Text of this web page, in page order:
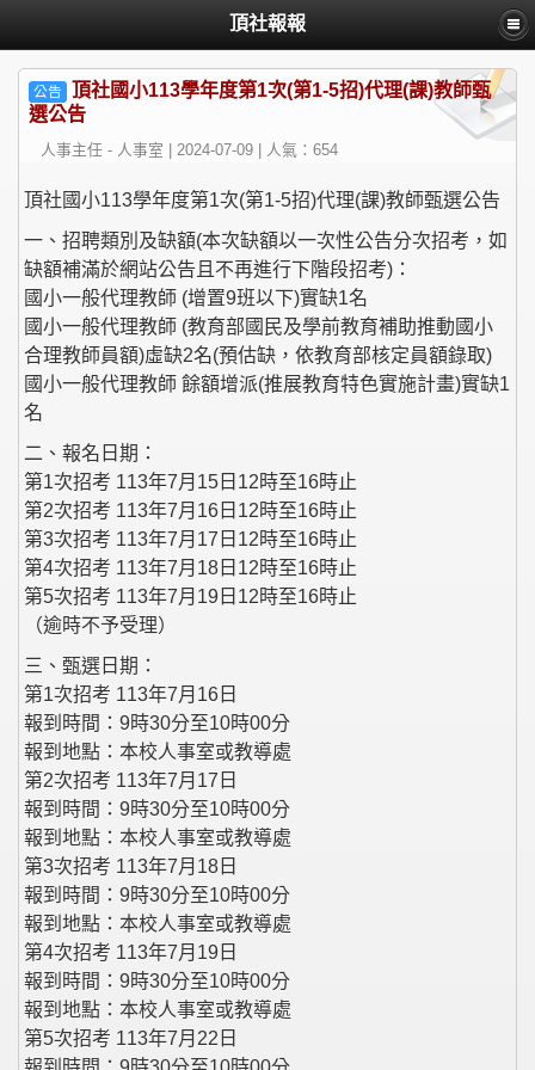
頂社報報
公告
頂社國小113學年度第1次(第1-5招)代理(課)教師甄
選公告
人事主任 - 人事室 | 2024-07-09 | 人氣：654
頂社國小113學年度第1次(第1-5招)代理(課)教師甄選公告
一、招聘類別及缺額(本次缺額以一次性公告分次招考，如
缺額補滿於網站公告且不再進行下階段招考)：
國小一般代理教師 (增置9班以下)實缺1名
國小一般代理教師 (教育部國民及學前教育補助推動國小
合理教師員額)虛缺2名(預估缺，依教育部核定員額錄取)
國小一般代理教師 餘額增派(推展教育特色實施計畫)實缺1
名
二、報名日期：
第1次招考 113年7月15日12時至16時止
第2次招考 113年7月16日12時至16時止
第3次招考 113年7月17日12時至16時止
第4次招考 113年7月18日12時至16時止
第5次招考 113年7月19日12時至16時止
（逾時不予受理）
三、甄選日期：
第1次招考 113年7月16日
報到時間：9時30分至10時00分
報到地點：本校人事室或教導處
第2次招考 113年7月17日
報到時間：9時30分至10時00分
報到地點：本校人事室或教導處
第3次招考 113年7月18日
報到時間：9時30分至10時00分
報到地點：本校人事室或教導處
第4次招考 113年7月19日
報到時間：9時30分至10時00分
報到地點：本校人事室或教導處
第5次招考 113年7月22日